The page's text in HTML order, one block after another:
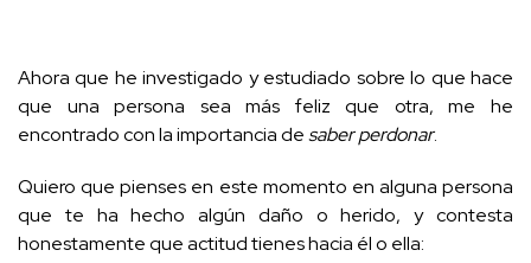
Ahora que he investigado y estudiado sobre lo que hace
que una persona sea más feliz que otra, me he
encontrado con la importancia desaber perdonar.
Quiero que pienses en este momento en alguna persona
que te ha hecho algún daño o herido, y contesta
honestamente que actitud tienes hacia él o ella: